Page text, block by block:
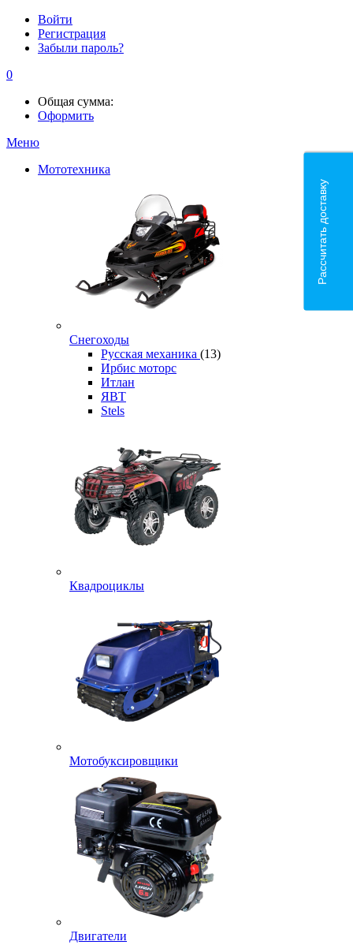
Войти
Регистрация
Забыли пароль?
0
Общая сумма:
Оформить
Меню
Мототехника
Снегоходы
Русская механика (13)
Ирбис моторс
Итлан
ЯВТ
Stels
Квадроциклы
Мотобуксировщики
Двигатели
Рассчитать доставку